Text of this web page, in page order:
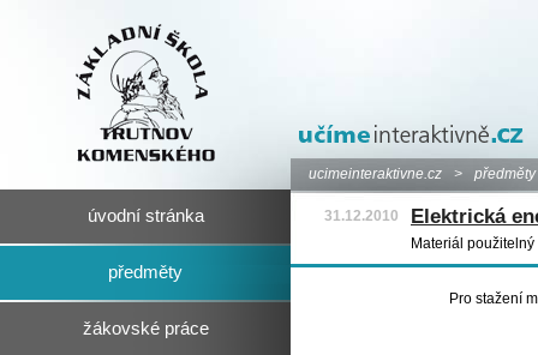
úvodní stránka
předměty
žákovské práce
ucimeinteraktivne.cz > předměty
31.12.2010 Elektrická
Materiál
Pro stažení